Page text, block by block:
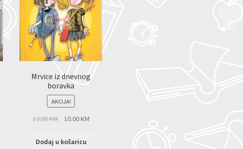
Mrvice iz dnevnog
boravka
AKCIJA!
13.00KM 10.00KM
Dodaj u košaricu